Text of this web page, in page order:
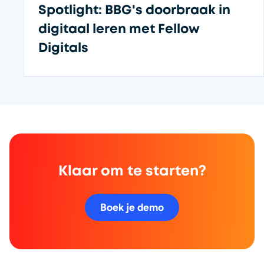
Spotlight: BBG's doorbraak in
digitaal leren met Fellow
Digitals
Klaar om te starten?
Boek je demo